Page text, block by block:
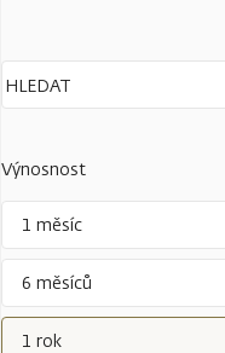
Výnosnost
1 měsíc
6 měsíců
1 rok